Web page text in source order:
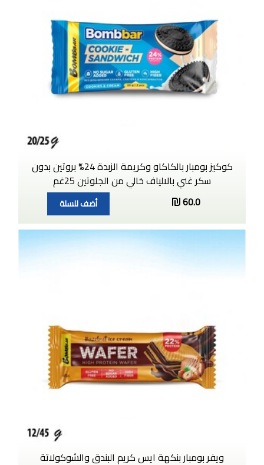
كوكيز بومبار بالكاكاو وكريمة الزبدة 24% بروتين بدون
سكر غني بالالياف خالي من الجلوتين 25غم
60.0
أضف للسلة
ويفر بومبار بنكهة ايس كريم البندق والشوكولاتة